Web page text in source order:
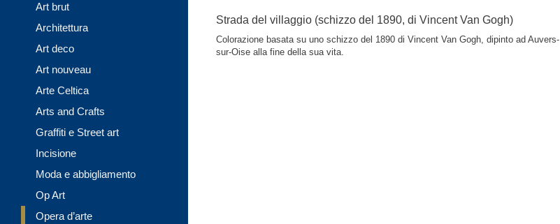
Strada del villaggio (schizzo del 1890, di Vincent Van Gogh)
Colorazione basata su uno schizzo del 1890 di Vincent Van Gogh, dipinto ad Auvers-
sur-Oise alla fine della sua vita.
Art brut
Architettura
Art deco
Art nouveau
Arte Celtica
Arts and Crafts
Graffiti e Street art
Incisione
Moda e abbigliamento
Op Art
Opera d’arte